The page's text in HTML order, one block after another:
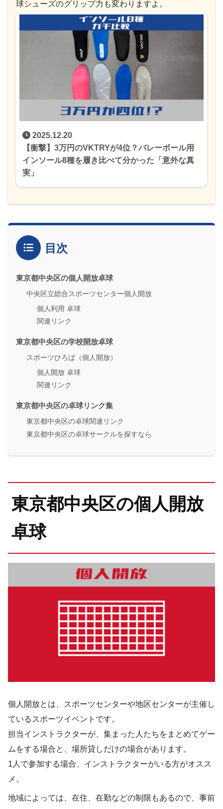
球シューズのグリップ力も変わりますよ。
2025.12.20
【衝撃】3万円のVKTRYが4位？バレーボール用
インソール8種を履き比べて分かった「意外な真
実」
目次
東京都中央区の個人開放卓球
中央区立総合スポーツセンター個人開放
個人利用 卓球
関連リンク
東京都中央区の学校開放卓球
スポーツひろば（個人開放）
個人開放 卓球
関連リンク
東京都中央区の卓球リンク集
東京都中央区の卓球関連リンク
東京都中央区の卓球サークルを探すなら
東京都中央区の個人開放
卓球
個人開放とは、スポーツセンターや地区センターが主催し
ているスポーツイベントです。
担当インストラクターが、集まった人たちをまとめてゲー
ムをする場合と、場所貸しだけの場合があります。
1人で参加する場合、インストラクターがいる方がオスス
メ。
地域によっては、在住、在勤などの制限もあるので、事前